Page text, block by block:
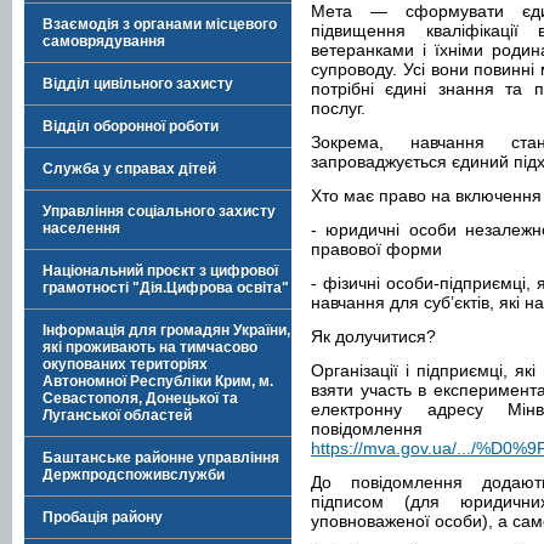
Взаємодія з органами місцевого
самоврядування
Відділ цивільного захисту
Відділ оборонної роботи
Служба у справах дітей
Управління соціального захисту
населення
Національний проєкт з цифрової
грамотності "Дія.Цифрова освіта"
Інформація для громадян України,
які проживають на тимчасово
окупованих територіях
Автономної Республіки Крим, м.
Севастополя, Донецької та
Луганської областей
Баштанське районне управління
Держпродспоживслужби
Пробація району
Мета — сформувати
підвищення
ветеранками і їхніми
супроводу. Усі вони повинні
потрібні єдині знання та
послуг.
Зокрема, навчання
запроваджується єдиний
Хто має право на включення
- юридичні особи
правової форми
- фізичні особи-
навчання для суб’єктів, які
Як долучитися?
Організації і підприємці,
взяти участь в
електронну адресу
https://mva.gov.ua/.../
До повідомлення
підписом (для
уповноваженої особи), а